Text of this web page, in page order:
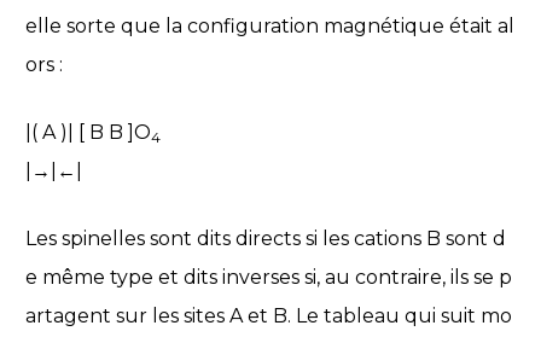
elle sorte que la configuration magnétique était al
ors :
|( A )| [ B B ]O4
|→|←|
Les spinelles sont dits directs si les cations B sont d
e même type et dits inverses si, au contraire, ils se p
artagent sur les sites A et B. Le tableau qui suit mo